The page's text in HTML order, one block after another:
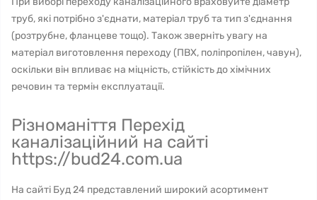
труб, які потрібно з'єднати, матеріал труб та тип з'єднання
(розтрубне, фланцеве тощо). Також зверніть увагу на
матеріал виготовлення переходу (ПВХ, поліпропілен, чавун),
оскільки він впливає на міцність, стійкість до хімічних
речовин та термін експлуатації.
Різноманіття Перехід
каналізаційний на сайті
https://bud24.com.ua
На сайті Буд 24 представлений широкий асортимент